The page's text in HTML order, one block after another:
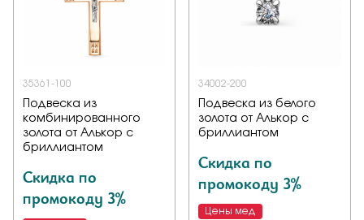
35361-100
Подвеска из
комбинированного
золота от Алькор с
бриллиантом
Скидка по
промокоду 3%
34002-200
Подвеска из белого
золота от Алькор с
бриллиантом
Скидка по
промокоду 3%
Цены мед